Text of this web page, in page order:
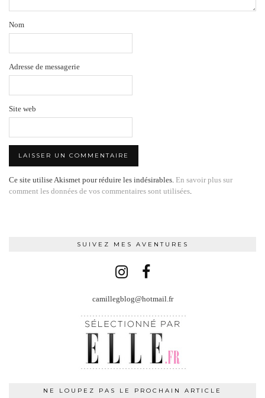
Nom
Adresse de messagerie
Site web
Ce site utilise Akismet pour réduire les indésirables. En savoir plus sur
comment les données de vos commentaires sont utilisées.
SUIVEZ MES AVENTURES
camillegblog@hotmail.fr
NE LOUPEZ PAS LE PROCHAIN ARTICLE